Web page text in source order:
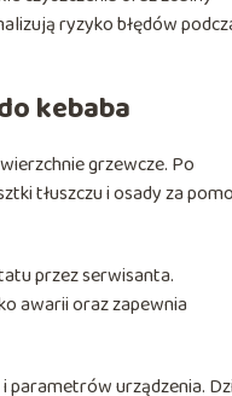
ryzyko błędów
kebaba
grzewcze. Po
tłuszczu i osady za
przez serwisanta.
awarii oraz zapewnia
parametrów urządzenia.